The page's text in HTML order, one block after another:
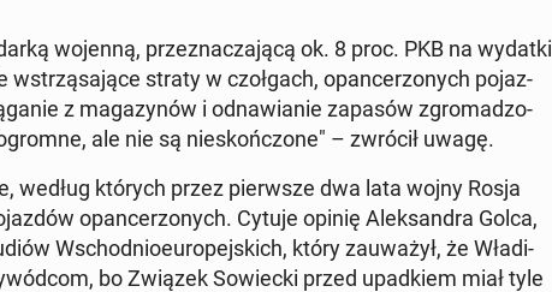
wojenną, prze­zna­cza­ją­cą ok. 8 proc. PKB na wydatki
straty w czoł­gach, opan­ce­rzo­nych po­jaz­
z ma­ga­zy­nów i od­na­wia­nie zapasów zgro­ma­dzo­
ale nie są nie­skoń­czo­ne" – zwrócił uwagę.
według których przez pierw­sze dwa lata wojny Rosja
opan­ce­rzo­nych. Cytuje opinię Alek­san­dra Golca,
Wschod­nio­eu­ro­pej­skich, który za­uwa­żył, że Wła­di­
bo Związek So­wiec­ki przed upad­kiem miał tyle